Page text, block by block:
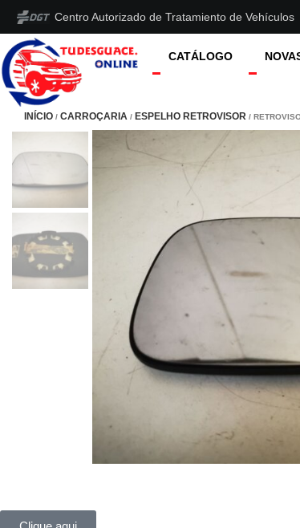
Centro Autorizado de Tratamiento de Vehículos
CATÁLOGO
INÍCIO / CARROÇARIA / ESPELHO RETROVISOR /